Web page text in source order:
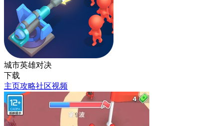
城市英雄对决
下载
主页攻略社区视频